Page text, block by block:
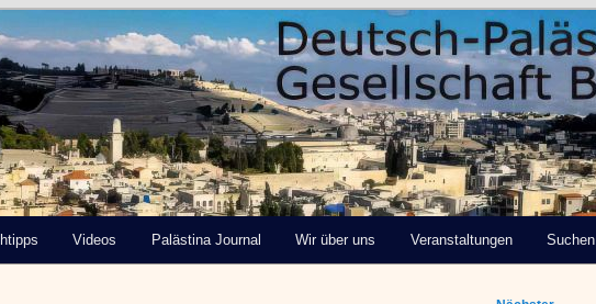
Palästinensische Gesellschaft
Videos Palästina Journal Wir über uns Veranstaltungen Suchen